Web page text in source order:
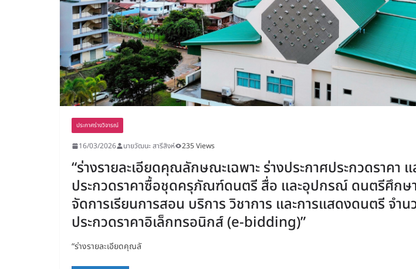
ประกาศร่างวิจารณ์
16/03/2026 นายวัฒนะ สารีสิงห์ 235 Views
“ร่างรายละเอียดคุณลักษณะเฉพาะ ร่างประกาศประกวดราคา แ
ประกวดราคาซื้อชุดครุภัณฑ์ดนตรี สื่อ และอุปกรณ์ ดนตรีศึกษ
จัดการเรียนการสอน บริการ วิชาการ และการแสดงดนตรี จำ
ประกวดราคาอิเล็กทรอนิกส์ (e-bidding)”
“ร่างรายละเอียดคุณลั